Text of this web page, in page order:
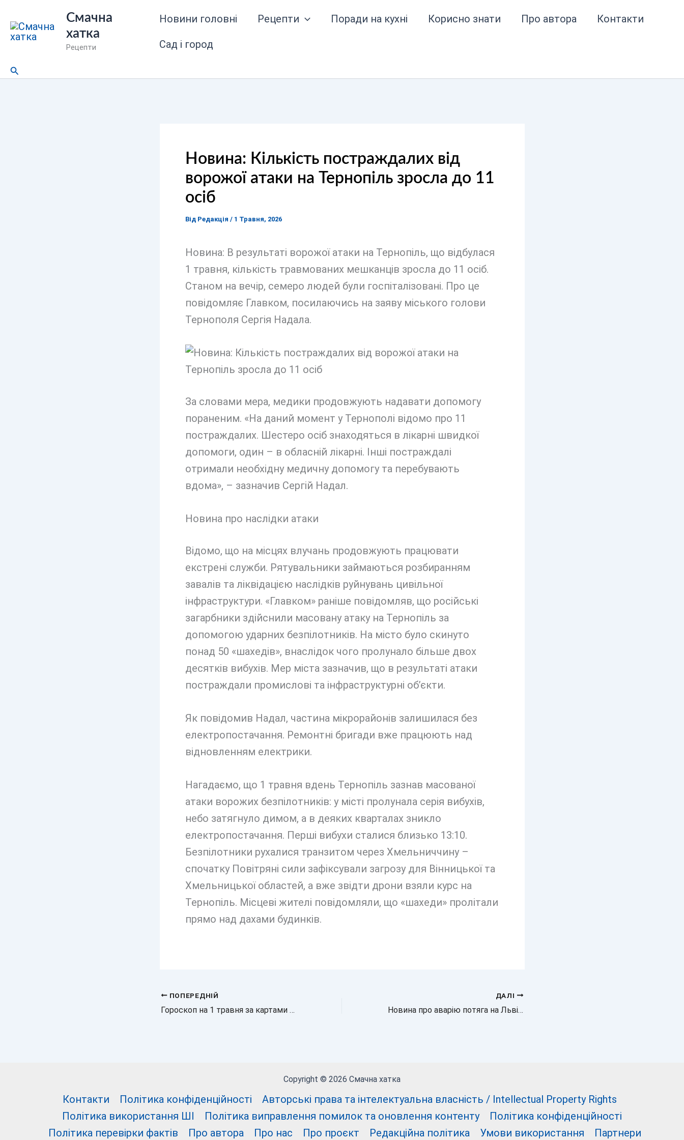
до
вмісту
Смачна
хатка
Рецепти
Новини головні Рецепти Поради на кухні Корисно знати Про автора Контакти
Сад і город
Пошук
Новина: Кількість постраждалих від
ворожої атаки на Тернопіль зросла до 11
осіб
Від Редакція / 1 Травня, 2026
Новина: В результаті ворожої атаки на Тернопіль, що відбулася
1 травня, кількість травмованих мешканців зросла до 11 осіб.
Станом на вечір, семеро людей були госпіталізовані. Про це
повідомляє Главком, посилаючись на заяву міського голови
Тернополя Сергія Надала.
За словами мера, медики продовжують надавати допомогу
пораненим. «На даний момент у Тернополі відомо про 11
постраждалих. Шестеро осіб знаходяться в лікарні швидкої
допомоги, один – в обласній лікарні. Інші постраждалі
отримали необхідну медичну допомогу та перебувають
вдома», – зазначив Сергій Надал.
Новина про наслідки атаки
Відомо, що на місцях влучань продовжують працювати
екстрені служби. Рятувальники займаються розбиранням
завалів та ліквідацією наслідків руйнувань цивільної
інфраструктури. «Главком» раніше повідомляв, що російські
загарбники здійснили масовану атаку на Тернопіль за
допомогою ударних безпілотників. На місто було скинуто
понад 50 «шахедів», внаслідок чого пролунало більше двох
десятків вибухів. Мер міста зазначив, що в результаті атаки
постраждали промислові та інфраструктурні об’єкти.
Як повідомив Надал, частина мікрорайонів залишилася без
електропостачання. Ремонтні бригади вже працюють над
відновленням електрики.
Нагадаємо, що 1 травня вдень Тернопіль зазнав масованої
атаки ворожих безпілотників: у місті пролунала серія вибухів,
небо затягнуло димом, а в деяких кварталах зникло
електропостачання. Перші вибухи сталися близько 13:10.
Безпілотники рухалися транзитом через Хмельниччину –
спочатку Повітряні сили зафіксували загрозу для Вінницької та
Хмельницької областей, а вже звідти дрони взяли курс на
Тернопіль. Місцеві жителі повідомляли, що «шахеди» пролітали
прямо над дахами будинків.
ПОПЕРЕДНІЙ
Гороскоп на 1 травня за картами Таро: Близнюкам – важливий вибір, Овнам – відповідальність
ДАЛІ
Новина про аварію потяга на Львівщині: зіткнення з автокраном
Copyright © 2026 Смачна хатка
Контакти Політика конфіденційності
Авторські права та інтелектуальна власність / Intellectual Property Rights
Політика використання ШІ
Політика виправлення помилок та оновлення контенту
Політика конфіденційності
Політика перевірки фактів
Про автора Про нас Про проєкт Редакційна політика Умови використання Партнери